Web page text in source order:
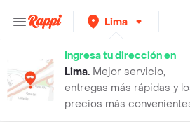
Lima
Ingresa tu dirección en
Lima. Mejor servicio,
entregas más rápidas y
precios más
bouquet de globo burbuja